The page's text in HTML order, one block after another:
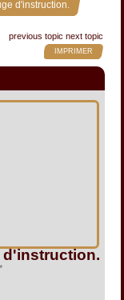
d'instruction.
previous topic next topic
IMPRIMER
d'instruction.